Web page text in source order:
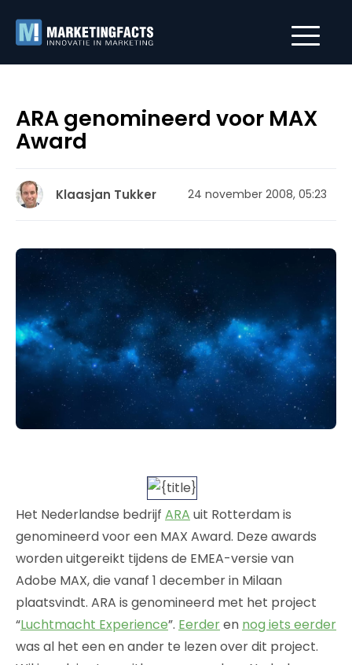
ARA genomineerd voor MAX
Award
Klaasjan Tukker 24 november 2008, 05:23
Het Nederlandse bedrijf ARA uit Rotterdam is
genomineerd voor een MAX Award. Deze awards
worden uitgereikt tijdens de EMEA-versie van
Adobe MAX, die vanaf 1 december in Milaan
plaatsvindt. ARA is genomineerd met het project
“Luchtmacht Experience”. Eerderen nog iets eerder
was al het een en ander te lezen over dit project.